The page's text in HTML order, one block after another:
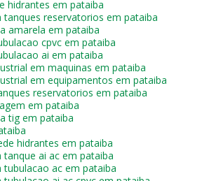
hidrantes em pataiba
tanques reservatorios em pataiba
amarela em pataiba
cpvc em pataiba
ai em pataiba
em maquinas em pataiba
em equipamentos em pataiba
reservatorios em pataiba
em pataiba
tig em pataiba
hidrantes em pataiba
ai ac em pataiba
ac em pataiba